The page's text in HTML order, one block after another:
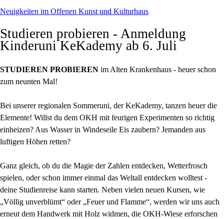
Neuigkeiten im Offenen Kunst und Kulturhaus
Studieren probieren - Anmeldung
Kinderuni KeKademy ab 6. Juli
STUDIEREN PROBIEREN im Alten Krankenhaus - heuer schon
zum neunten Mal!
Bei unserer regionalen Sommeruni, der KeKademy, tanzen heuer die
Elemente! Willst du dem OKH mit feurigen Experimenten so richtig
einheizen? Aus Wasser in Windeseile Eis zaubern? Jemanden aus
luftigen Höhen retten?
Ganz gleich, ob du die Magie der Zahlen entdecken, Wetterfrosch
spielen, oder schon immer einmal das Weltall entdecken wolltest -
deine Studienreise kann starten. Neben vielen neuen Kursen, wie
„Völlig unverblümt“ oder „Feuer und Flamme“, werden wir uns auch
erneut dem Handwerk mit Holz widmen, die OKH-Wiese erforschen